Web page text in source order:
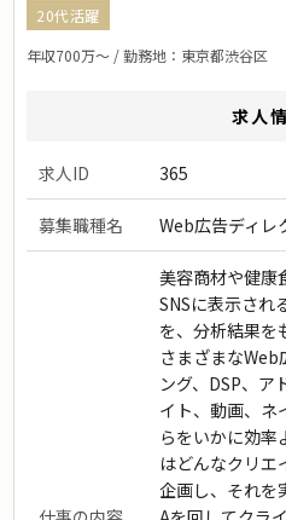
20代活躍
年収700万〜 / 勤務地：東京都渋谷区
求人
求人ID 365
募集職種名 Web広告ディレ
美容商材や健康
SNSに表示され
を、分析結果を
さまざまなWeb
ング、DSP、ア
イト、動画、ネ
らをいかに効率
はどんなクリエ
企画し、それを